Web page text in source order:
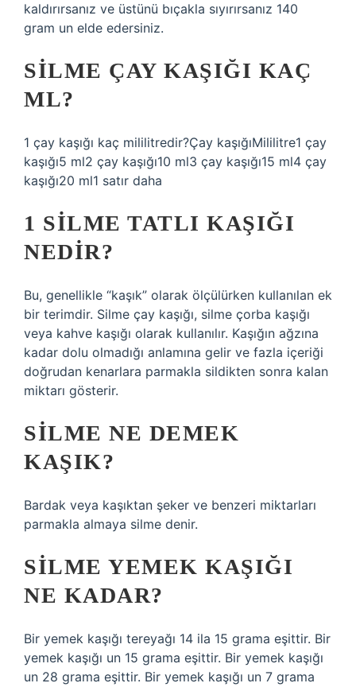
kaldırırsanız ve üstünü bıçakla sıyırırsanız 140
gram un elde edersiniz.
SILME ÇAY KAŞIĞI KAÇ
ML?
1 çay kaşığı kaç mililitredir?Çay kaşığıMililitre1 çay
kaşığı5 ml2 çay kaşığı10 ml3 çay kaşığı15 ml4 çay
kaşığı20 ml1 satır daha
1 SILME TATLI KAŞIĞI
NEDIR?
Bu, genellikle “kaşık” olarak ölçülürken kullanılan ek
bir terimdir. Silme çay kaşığı, silme çorba kaşığı
veya kahve kaşığı olarak kullanılır. Kaşığın ağzına
kadar dolu olmadığı anlamına gelir ve fazla içeriği
doğrudan kenarlara parmakla sildikten sonra kalan
miktarı gösterir.
SILME NE DEMEK
KAŞIK?
Bardak veya kaşıktan şeker ve benzeri miktarları
parmakla almaya silme denir.
SILME YEMEK KAŞIĞI
NE KADAR?
Bir yemek kaşığı tereyağı 14 ila 15 grama eşittir. Bir
yemek kaşığı un 15 grama eşittir. Bir yemek kaşığı
un 28 grama eşittir. Bir yemek kaşığı un 7 grama